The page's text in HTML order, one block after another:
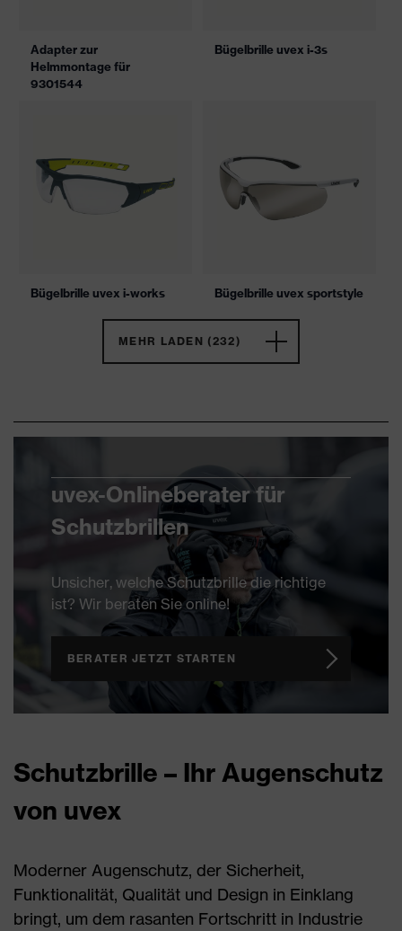
Adapter zur
Helmmontage für
9301544
Bügelbrille uvex i-3s
Bügelbrille uvex i-works Bügelbrille uvex sportstyle
MEHR LADEN (232)
uvex-Onlineberater für
Schutzbrillen
Unsicher, welche Schutzbrille die richtige
ist? Wir beraten Sie online!
BERATER JETZT STARTEN
Schutzbrille – Ihr Augenschutz
von uvex
Moderner Augenschutz, der Sicherheit,
Funktionalität, Qualität und Design in Einklang
bringt, um dem rasanten Fortschritt in Industrie